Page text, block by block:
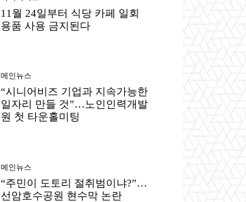
11월 24일부터 식당 카페 일회
용품 사용 금지된다
메인뉴스
“시니어비즈 기업과 지속가능한
일자리 만들 것”…노인인력개발
원 첫 타운홀미팅
메인뉴스
“주민이 도토리 절취범이냐?”…
선암호수공원 현수막 논란